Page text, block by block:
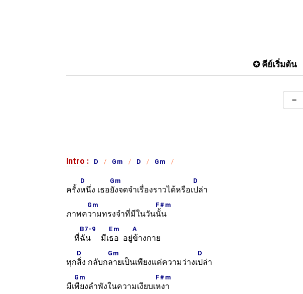
✪ คีย์เริ่มต้น
Intro : D Gm D Gm
ครั้ง
D
หนึ่ง เธอ
Gm
ยังจดจำเรื่องราวได้หรือเ
D
ปล่า
ภาพค
Gm
วามทรงจำที่มีในวัน
F#m
นั้น
ที่
B7-9
ฉัน มีเ
Em
ธอ อยู่
A
ข้างกาย
ทุก
D
สิ่ง กลับก
Gm
ลายเป็นเพียงแค่ความว่างเ
D
ปล่า
มีเ
Gm
พียงลำพังในความเงียบเ
F#m
หงา